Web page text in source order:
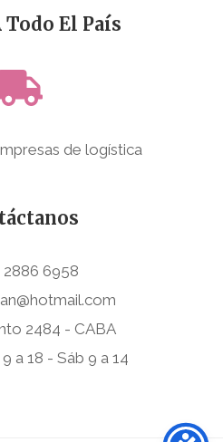
El País
de logística
2886 6958
2484 - CABA
a 18 - Sáb 9 a 14